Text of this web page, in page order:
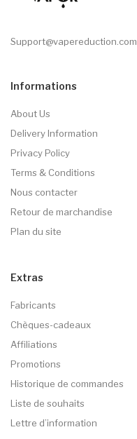
Support@vapereduction.com
Informations
About Us
Delivery Information
Privacy Policy
Terms & Conditions
Nous contacter
Retour de marchandise
Plan du site
Extras
Fabricants
Chèques-cadeaux
Affiliations
Promotions
Historique de commandes
Liste de souhaits
Lettre d’information